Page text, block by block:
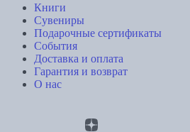
Книги
Сувениры
Подарочные сертификаты
События
Доставка и оплата
Гарантия и возврат
О нас